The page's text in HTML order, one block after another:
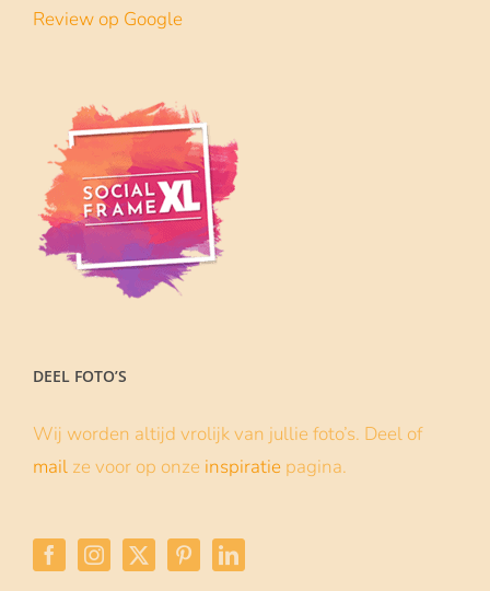
Review op Google
DEEL FOTO’S
Wij worden altijd vrolijk van jullie foto’s. Deel of
mail ze voor op onze inspiratie pagina.